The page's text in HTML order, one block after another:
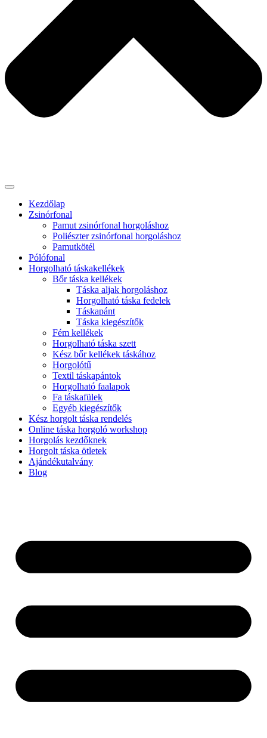
Kezdőlap
Zsinórfonal
Pamut zsinórfonal horgoláshoz
Poliészter zsinórfonal horgoláshoz
Pamutkötél
Pólófonal
Horgolható táskakellékek
Bőr táska kellékek
Táska aljak horgoláshoz
Horgolható táska fedelek
Táskapánt
Táska kiegészítők
Fém kellékek
Horgolható táska szett
Kész bőr kellékek táskához
Horgolótű
Textil táskapántok
Horgolható faalapok
Fa táskafülek
Egyéb kiegészítők
Kész horgolt táska rendelés
Online táska horgoló workshop
Horgolás kezdőknek
Horgolt táska ötletek
Ajándékutalvány
Blog